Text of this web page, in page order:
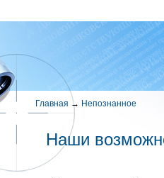
Главная → Непознанное
Наши